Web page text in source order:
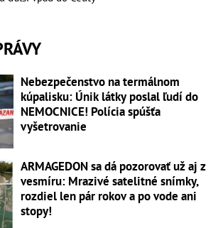
Nebezpečenstvo na termálnom
kúpalisku: Únik látky poslal ľudí do
NEMOCNICE! Polícia spúšťa
vyšetrovanie
ARMAGEDON sa dá pozorovať už aj z
vesmíru: Mrazivé satelitné snímky,
rozdiel len pár rokov a po vode ani
stopy!